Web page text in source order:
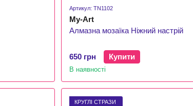
Артикул: TN1102
My-Art
Алмазна мозаїка Ніжний настрій
650 грн Купити
В наявності
КРУГЛІ СТРАЗИ